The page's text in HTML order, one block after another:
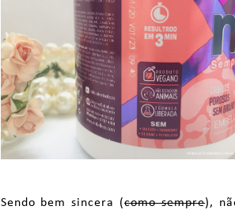
Sendo bem sincera (como sempre),